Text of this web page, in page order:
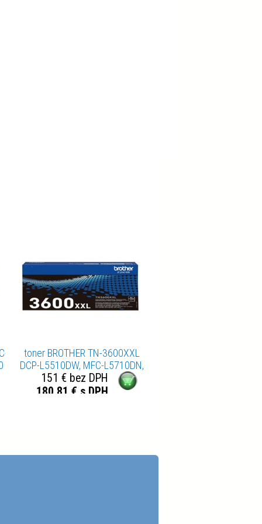
toner BROTHER TN-3600XXL
DCP-L5510DW, MFC-L5710DN,
HL-L5210DN (11000 str.)
151 € bez DPH
180,81 € s DPH